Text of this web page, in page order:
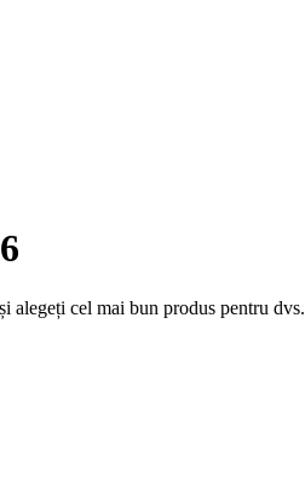
alegeți cel mai bun produs pentru dvs.